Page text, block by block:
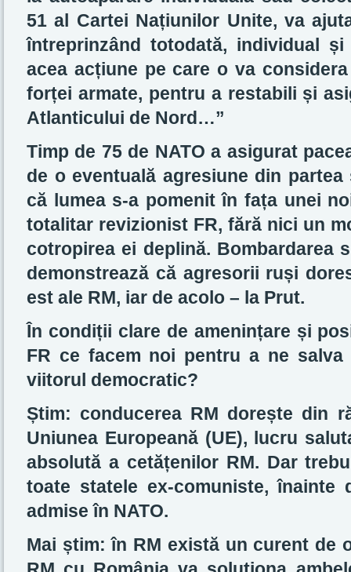
51 al Cartei Națiunilor Unite, va
întreprinzând totodată, individual
acea acțiune pe care o va
forței armate, pentru a restabili și
Atlanticului de Nord…”
Timp de 75 de NATO a asigurat
de o eventuală agresiune din
că lumea s-a pomenit în fața unei
totalitar revizionist FR, fără nici un
cotropirea ei deplină. Bombardarea
demonstrează că agresorii ruși
est ale RM, iar de acolo – la Prut.
În condiții clare de amenințare și
FR ce facem noi pentru a ne salva
viitorul democratic?
Știm: conducerea RM dorește din
Uniunea Europeană (UE), lucru
absolută a cetățenilor RM. Dar
toate statele ex-comuniste,
admise în NATO.
Mai știm: în RM există un curent de